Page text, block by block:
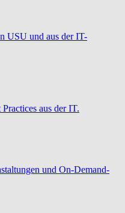
USU und aus der IT-
aus der IT.
und On-Demand-